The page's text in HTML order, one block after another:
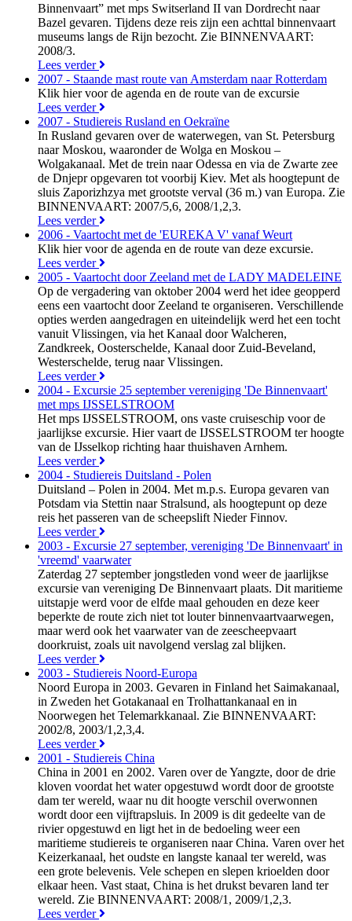
Binnenvaart” met mps Switserland II van Dordrecht naar
Bazel gevaren. Tijdens deze reis zijn een achttal binnenvaart
museums langs de Rijn bezocht. Zie BINNENVAART:
2008/3.
Lees verder
2007 - Staande mast route van Amsterdam naar Rotterdam
Klik hier voor de agenda en de route van de excursie
Lees verder
2007 - Studiereis Rusland en Oekraïne
In Rusland gevaren over de waterwegen, van St. Petersburg
naar Moskou, waaronder de Wolga en Moskou –
Wolgakanaal. Met de trein naar Odessa en via de Zwarte zee
de Dnjepr opgevaren tot voorbij Kiev. Met als hoogtepunt de
sluis Zaporizhzya met grootste verval (36 m.) van Europa. Zie
BINNENVAART: 2007/5,6, 2008/1,2,3.
Lees verder
2006 - Vaartocht met de 'EUREKA V' vanaf Weurt
Klik hier voor de agenda en de route van deze excursie.
Lees verder
2005 - Vaartocht door Zeeland met de LADY MADELEINE
Op de vergadering van oktober 2004 werd het idee geopperd
eens een vaartocht door Zeeland te organiseren. Verschillende
opties werden aangedragen en uiteindelijk werd het een tocht
vanuit Vlissingen, via het Kanaal door Walcheren,
Zandkreek, Oosterschelde, Kanaal door Zuid-Beveland,
Westerschelde, terug naar Vlissingen.
Lees verder
2004 - Excursie 25 september vereniging 'De Binnenvaart'
met mps IJSSELSTROOM
Het mps IJSSELSTROOM, ons vaste cruiseschip voor de
jaarlijkse excursie. Hier vaart de IJSSELSTROOM ter hoogte
van de IJsselkop richting haar thuishaven Arnhem.
Lees verder
2004 - Studiereis Duitsland - Polen
Duitsland – Polen in 2004. Met m.p.s. Europa gevaren van
Potsdam via Stettin naar Stralsund, als hoogtepunt op deze
reis het passeren van de scheepslift Nieder Finnov.
Lees verder
2003 - Excursie 27 september, vereniging 'De Binnenvaart' in
'vreemd' vaarwater
Zaterdag 27 september jongstleden vond weer de jaarlijkse
excursie van vereniging De Binnenvaart plaats. Dit maritieme
uitstapje werd voor de elfde maal gehouden en deze keer
beperkte de route zich niet tot louter binnenvaartvaarwegen,
maar werd ook het vaarwater van de zeescheepvaart
doorkruist, zoals uit navolgend verslag zal blijken.
Lees verder
2003 - Studiereis Noord-Europa
Noord Europa in 2003. Gevaren in Finland het Saimakanaal,
in Zweden het Gotakanaal en Trolhattankanaal en in
Noorwegen het Telemarkkanaal. Zie BINNENVAART:
2002/8, 2003/1,2,3,4.
Lees verder
2001 - Studiereis China
China in 2001 en 2002. Varen over de Yangzte, door de drie
kloven voordat het water opgestuwd wordt door de grootste
dam ter wereld, waar nu dit hoogte verschil overwonnen
wordt door een vijftrapsluis. In 2009 is dit gedeelte van de
rivier opgestuwd en ligt het in de bedoeling weer een
maritieme studiereis te organiseren naar China. Varen over het
Keizerkanaal, het oudste en langste kanaal ter wereld, was
een grote belevenis. Vele schepen en slepen krioelden door
elkaar heen. Vast staat, China is het drukst bevaren land ter
wereld. Zie BINNENVAART: 2008/1, 2009/1,2,3.
Lees verder